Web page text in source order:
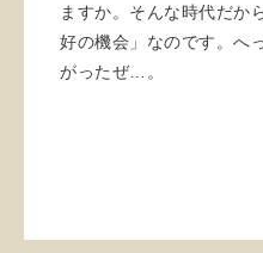
ますか。そんな時代だか
好の機会」なのです。へ
がったぜ…。